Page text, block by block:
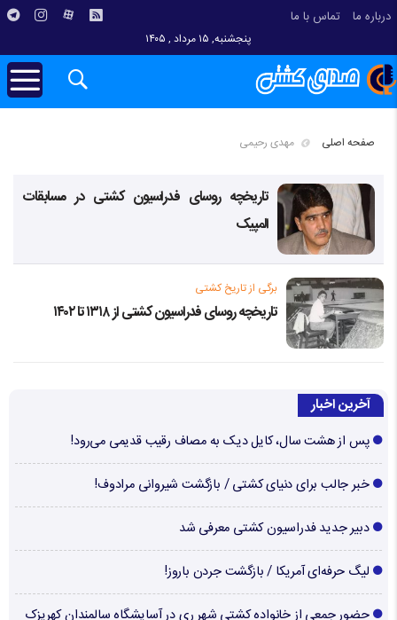
درباره ما تماس با ما
پنجشنبه, ۱۵ مرداد , ۱۴۰۵
صفحه اصلی مهدی رحیمی
تاریخچه روسای فدراسیون کشتی در مسابقات
المپیک
برگی از تاریخ کشتی
تاریخچه روسای فدراسیون کشتی از ۱۳۱۸ تا ۱۴۰۲
آخرین اخبار
پس از هشت سال، کایل دیک به مصاف رقیب قدیمی می‌رود!
خبر جالب برای دنیای کشتی / بازگشت شیروانی مرادوف!
دبیر جدید فدراسیون کشتی معرفی شد
لیگ حرفه‌ای آمریکا / بازگشت جردن باروز!
حضور جمعی از خانواده کشتی شهر ری در آسایشگاه سالمندان کهریزک